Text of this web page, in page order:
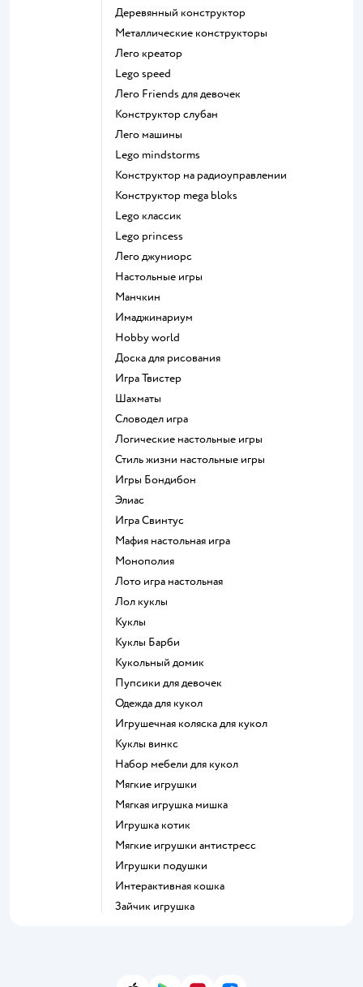
Деревянный конструктор
Металлические конструкторы
Лего креатор
Lego speed
Лего Friends для девочек
Конструктор слубан
Лего машины
Lego mindstorms
Конструктор на радиоуправлении
Конструктор mega bloks
Lego классик
Lego princess
Лего джуниорс
Настольные игры
Манчкин
Имаджинариум
Hobby world
Доска для рисования
Игра Твистер
Шахматы
Словодел игра
Логические настольные игры
Стиль жизни настольные игры
Игры Бондибон
Элиас
Игра Свинтус
Мафия настольная игра
Монополия
Лото игра настольная
Лол куклы
Куклы
Куклы Барби
Кукольный домик
Пупсики для девочек
Одежда для кукол
Игрушечная коляска для кукол
Куклы винкс
Набор мебели для кукол
Мягкие игрушки
Мягкая игрушка мишка
Игрушка котик
Мягкие игрушки антистресс
Игрушки подушки
Интерактивная кошка
Зайчик игрушка